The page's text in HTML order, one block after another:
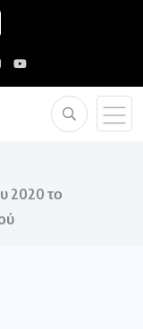
2020 το